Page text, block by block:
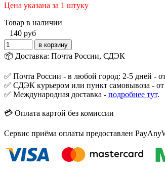
Цена указана за 1 штуку
Товар в наличии
140 руб
📦 Доставка: Почта России, СДЭК
✅ Почта России - в любой город: 2-5 дней -
✅ СДЭК курьером или пункт самовывоза -
✅ Международная доставка - подробнее тут.
💳 Оплата картой без комиссии
Сервис приёма оплаты предоставлен